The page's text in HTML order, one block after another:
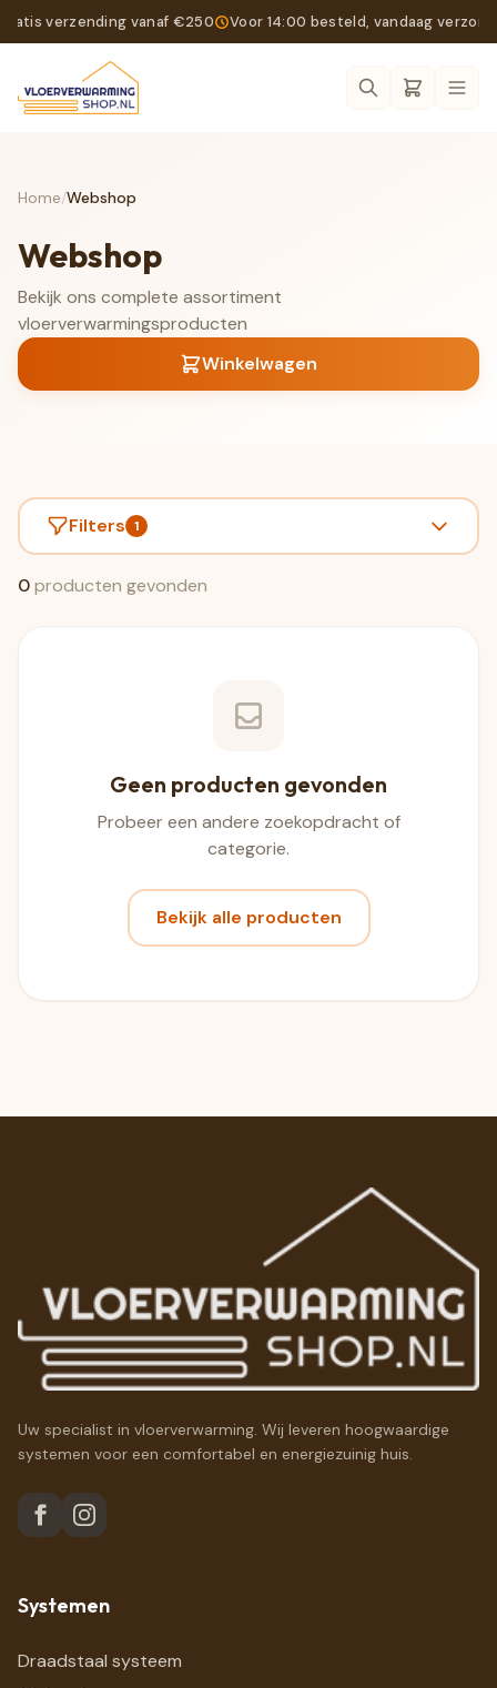
verzending vanaf €250 Voor 14:00 besteld, vandaag
Home/Webshop
Webshop
Bekijk ons complete assortiment
vloerverwarmingsproducten
Winkelwagen
Filters 1
0producten gevonden
Geen producten gevonden
Probeer een andere zoekopdracht of
categorie.
Bekijk alle producten
Uw specialist in vloerverwarming. Wij leveren hoogwaardige
systemen voor een comfortabel en energiezuinig huis.
Systemen
Draadstaal systeem